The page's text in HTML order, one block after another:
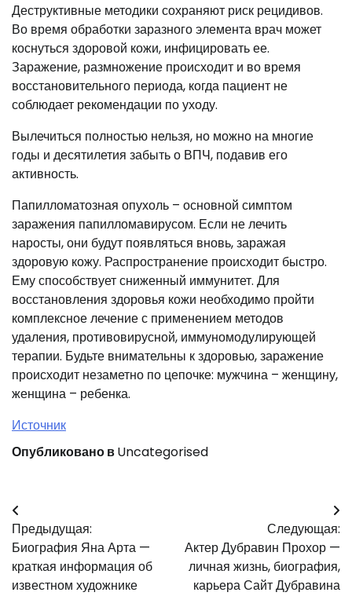
Деструктивные методики сохраняют риск рецидивов.
Во время обработки заразного элемента врач может
коснуться здоровой кожи, инфицировать ее.
Заражение, размножение происходит и во время
восстановительного периода, когда пациент не
соблюдает рекомендации по уходу.
Вылечиться полностью нельзя, но можно на многие
годы и десятилетия забыть о ВПЧ, подавив его
активность.
Папилломатозная опухоль – основной симптом
заражения папилломавирусом. Если не лечить
наросты, они будут появляться вновь, заражая
здоровую кожу. Распространение происходит быстро.
Ему способствует сниженный иммунитет. Для
восстановления здоровья кожи необходимо пройти
комплексное лечение с применением методов
удаления, противовирусной, иммуномодулирующей
терапии. Будьте внимательны к здоровью, заражение
происходит незаметно по цепочке: мужчина – женщину,
женщина – ребенка.
Источник
Опубликовано вUncategorised
Навигация
по
записям
Предыдущая:
Биография Яна Арта —
краткая информация об
известном художнике
Следующая:
Актер Дубравин Прохор —
личная жизнь, биография,
карьера Сайт Дубравина